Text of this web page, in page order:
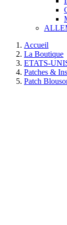
Accueil
La Boutique
ETATS-
Patches &
Patch